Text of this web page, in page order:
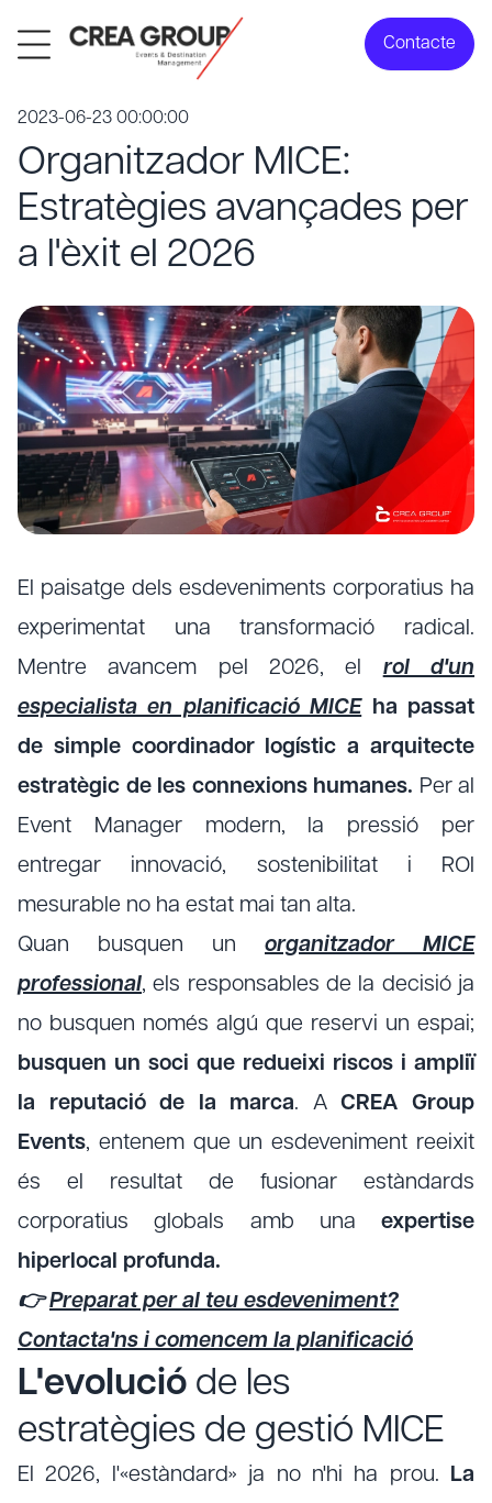
Contacte
2023-06-23 00:00:00
Organitzador MICE:
Estratègies avançades per
a l'èxit el 2026
El paisatge dels esdeveniments corporatius ha
experimentat una transformació radical.
Mentre avancem pel 2026, el rol d'un
especialista en planificació MICE ha passat
de simple coordinador logístic a arquitecte
estratègic de les connexions humanes. Per al
Event Manager modern, la pressió per
entregar innovació, sostenibilitat i ROI
mesurable no ha estat mai tan alta.
Quan busquen un organitzador MICE
professional, els responsables de la decisió ja
no busquen només algú que reservi un espai;
busquen un soci que redueixi riscos i ampliï
la reputació de la marca. ACREA Group
Events, entenem que un esdeveniment reeixit
és el resultat de fusionar estàndards
corporatius globals amb una expertise
hiperlocal profunda.
👉Preparat per al teu esdeveniment?
Contacta'ns i comencem la planificació
L'evolució de les
estratègies de gestió MICE
El 2026, l'«estàndard» ja no n'hi ha prou. La